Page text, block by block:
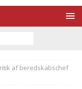
af beredskabschef